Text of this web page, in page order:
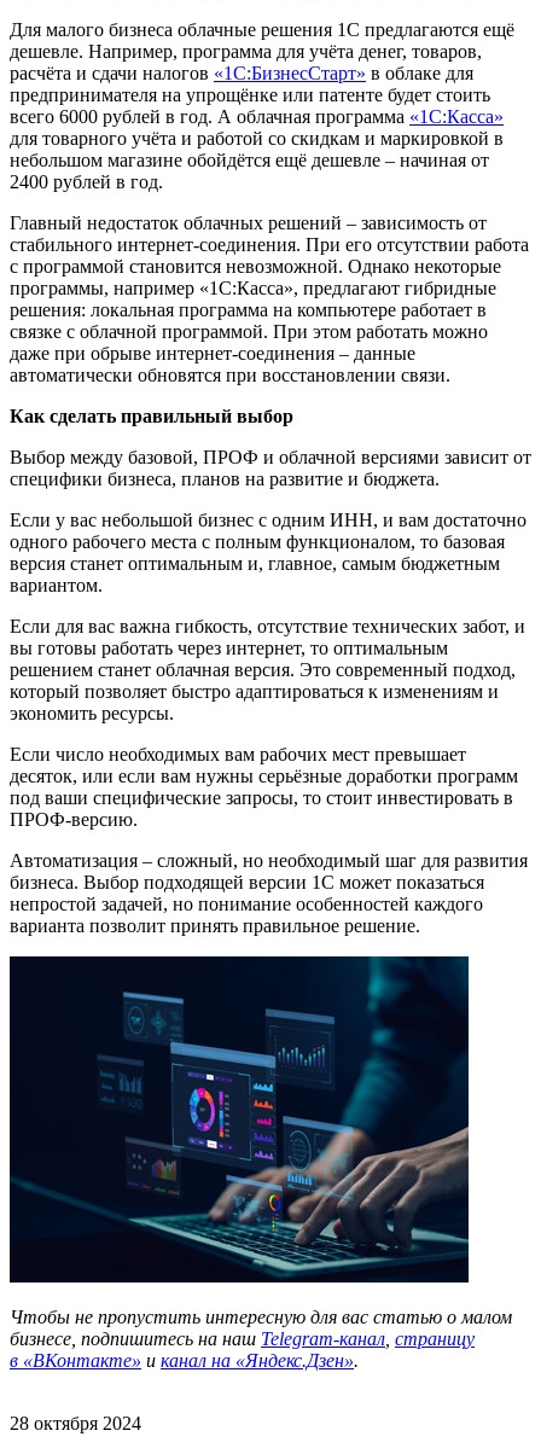
Для малого бизнеса облачные решения 1С предлагаются ещё
дешевле. Например, программа для учёта денег, товаров,
расчёта и сдачи налогов «1С:БизнесСтарт» в облаке для
предпринимателя на упрощёнке или патенте будет стоить
всего 6000 рублей в год. А облачная программа «1С:Касса»
для товарного учёта и работой со скидкам и маркировкой в
небольшом магазине обойдётся ещё дешевле – начиная от
2400 рублей в год.
Главный недостаток облачных решений – зависимость от
стабильного интернет-соединения. При его отсутствии работа
с программой становится невозможной. Однако некоторые
программы, например «1С:Касса», предлагают гибридные
решения: локальная программа на компьютере работает в
связке с облачной программой. При этом работать можно
даже при обрыве интернет-соединения – данные
автоматически обновятся при восстановлении связи.
Как сделать правильный выбор
Выбор между базовой, ПРОФ и облачной версиями зависит от
специфики бизнеса, планов на развитие и бюджета.
Если у вас небольшой бизнес с одним ИНН, и вам достаточно
одного рабочего места с полным функционалом, то базовая
версия станет оптимальным и, главное, самым бюджетным
вариантом.
Если для вас важна гибкость, отсутствие технических забот, и
вы готовы работать через интернет, то оптимальным
решением станет облачная версия. Это современный подход,
который позволяет быстро адаптироваться к изменениям и
экономить ресурсы.
Если число необходимых вам рабочих мест превышает
десяток, или если вам нужны серьёзные доработки программ
под ваши специфические запросы, то стоит инвестировать в
ПРОФ-версию.
Автоматизация – сложный, но необходимый шаг для развития
бизнеса. Выбор подходящей версии 1С может показаться
непростой задачей, но понимание особенностей каждого
варианта позволит принять правильное решение.
Чтобы не пропустить интересную для вас статью о малом
бизнесе, подпишитесь на наш Telegram-канал страницу
в «ВКонтакте» и канал на «Яндекс.Дзен».
28 октября 2024